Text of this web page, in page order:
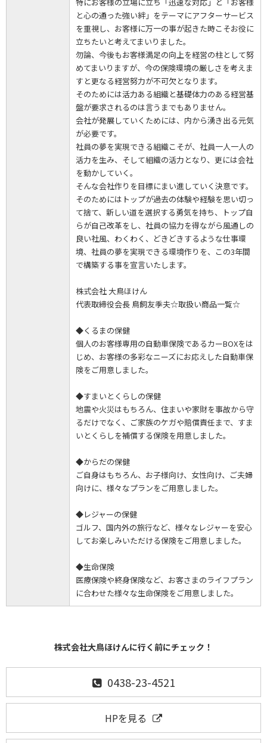
特にお客様の立場に立ち「迅速な対応」と「お客様
と心の通った強い絆」をテーマにアフターサービス
を重視し、お客様に万一の事が起きた時こそお役に
立ちたいと考えてまいりました。
勿論、今後もお客様満足の向上を経営の柱として努
めてまいりますが、今の保険環境の厳しさを考えま
すと更なる経営努力が不可欠となります。
そのためには活力ある組織と基礎体力のある経営基
盤が要求されるのは言うまでもありません。
会社が発展していくためには、内から湧き出る元気
が必要です。
社員の夢を実現できる組織こそが、社員一人一人の
活力を生み、そして組織の活力となり、更には会社
を動かしていく。
そんな会社作りを目標にまい進していく決意です。
そのためにはトップが過去の体験や経験を思い切っ
て捨て、新しい道を選択する勇気を持ち、トップ自
らが自己改革をし、社員の協力を得ながら風通しの
良い社風、わくわく、どきどきするような仕事環
境、社員の夢を実現できる環境作りを、この3年間
で構築する事を宣言いたします。
株式会社 大鳥ほけん
代表取締役会長 鳥飼友季夫☆取扱い商品一覧☆
◆くるまの保健
個人のお客様専用の自動車保険であるカーBOXをは
じめ、お客様の多彩なニーズにお応えした自動車保
険をご用意しました。
◆すまいとくらしの保健
地震や火災はもちろん、住まいや家財を事故から守
るだけでなく、ご家族のケガや賠償責任まで、すま
いとくらしを補償する保険を用意しました。
◆からだの保健
ご自身はもちろん、お子様向け、女性向け、ご夫婦
向けに、様々なプランをご用意しました。
◆レジャーの保健
ゴルフ、国内外の旅行など、様々なレジャーを安心
してお楽しみいただける保険をご用意しました。
◆生命保険
医療保険や終身保険など、お客さまのライフプラン
に合わせた様々な生命保険をご用意しました。
株式会社大鳥ほけんに行く前にチェック！
0438-23-4521
HPを見る